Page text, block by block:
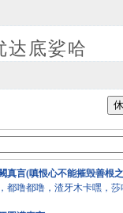
达底娑哈
真言(嗔恨心不能摧毁善根
都噜都噜，渣牙木卡嘿，莎